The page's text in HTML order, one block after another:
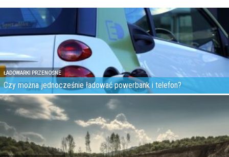
ŁADOWARKI PRZENOŚNE
Czy można jednocześnie ładować powerbank i telefon?